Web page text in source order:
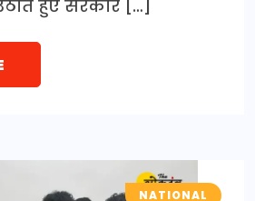
हुए सरकार […]
NATIONAL